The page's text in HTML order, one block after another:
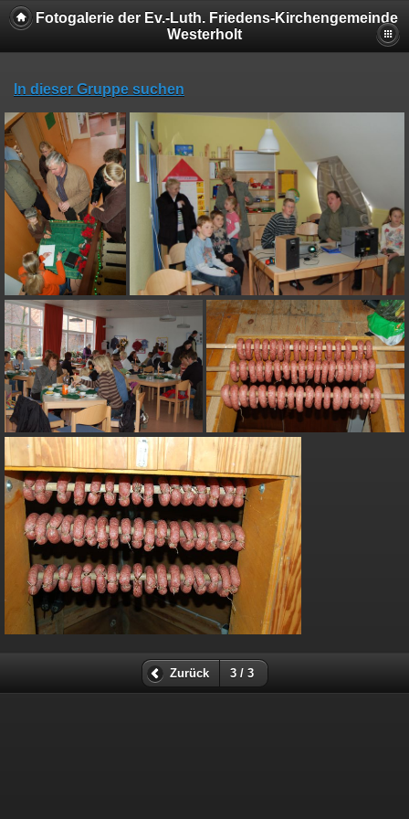
Fotogalerie der Ev.-Luth. Friedens-Kirchengemeinde
Westerholt
In dieser Gruppe suchen
Zurück 3 / 3